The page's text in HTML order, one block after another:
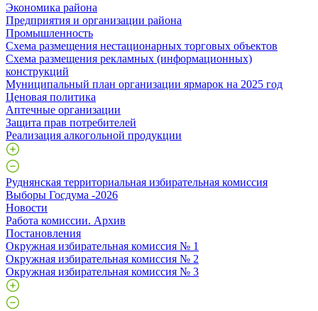
Экономика района
Предприятия и организации района
Промышленность
Схема размещения нестационарных торговых объектов
Схема размещения рекламных (информационных)
конструкций
Муниципальный план организации ярмарок на 2025 год
Ценовая политика
Аптечные организации
Защита прав потребителей
Реализация алкогольной продукции
Руднянская территориальная избирательная комиссия
Выборы Госдума -2026
Новости
Работа комиссии. Архив
Постановления
Окружная избирательная комиссия № 1
Окружная избирательная комиссия № 2
Окружная избирательная комиссия № 3